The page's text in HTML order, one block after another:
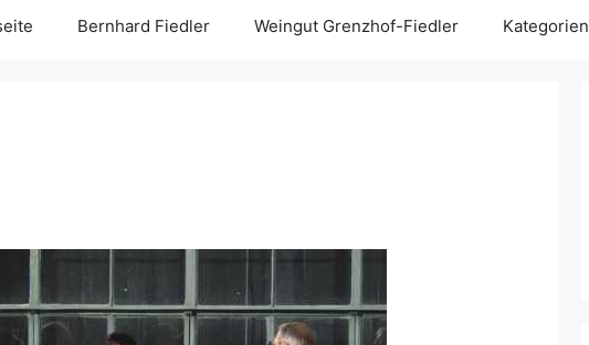
Bernhard Fiedler Weingut Grenzhof-Fiedler Kategorien